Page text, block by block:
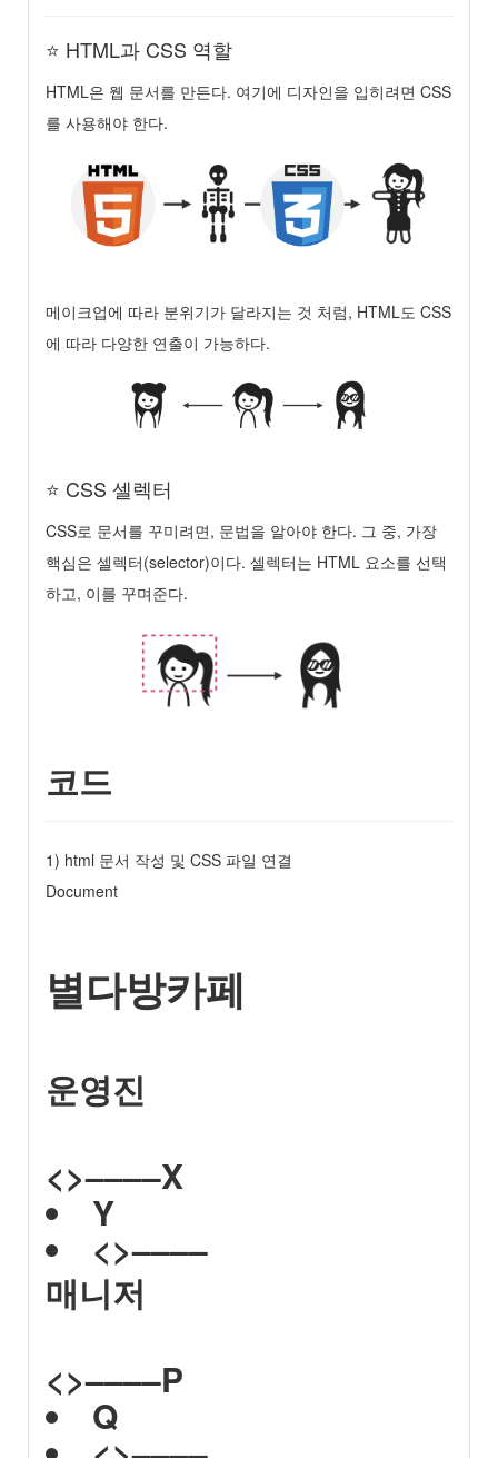
⭐️ HTML과 CSS 역할
HTML은 웹 문서를 만든다. 여기에 디자인을 입히려면 CSS
를 사용해야 한다.
메이크업에 따라 분위기가 달라지는 것 처럼, HTML도 CSS
에 따라 다양한 연출이 가능하다.
⭐️ CSS 셀렉터
CSS로 문서를 꾸미려면, 문법을 알아야 한다. 그 중, 가장
핵심은 셀렉터(selector)이다. 셀렉터는 HTML 요소를 선택
하고, 이를 꾸며준다.
코드
1) html 문서 작성 및 CSS 파일 연결
Document
별다방카페
운영진
<>––––X
Y
<>––––
매니저
<>––––P
Q